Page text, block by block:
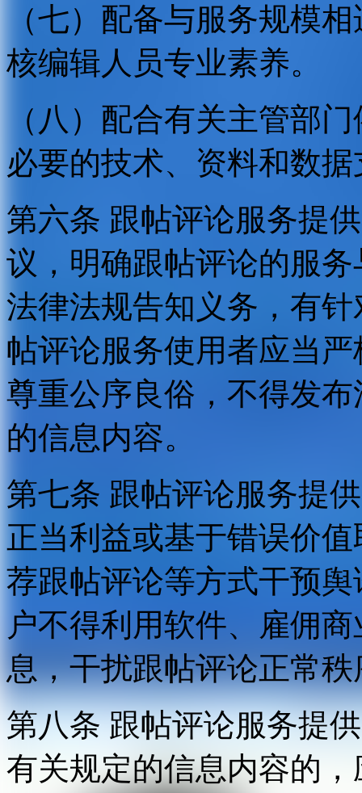
（七）配备与服务规模
核编辑人员专业素养。
（八）配合有关主管部
必要的技术、资料和数
第六条 跟帖评论服务提
议，明确跟帖评论的服
法律法规告知义务，有
帖评论服务使用者应当
尊重公序良俗，不得发
的信息内容。
第七条 跟帖评论服务提
正当利益或基于错误价
荐跟帖评论等方式干预
户不得利用软件、雇佣
息，干扰跟帖评论正常
第八条 跟帖评论服务提
有关规定的信息内容的